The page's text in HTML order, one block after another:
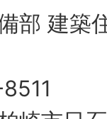
部 建築